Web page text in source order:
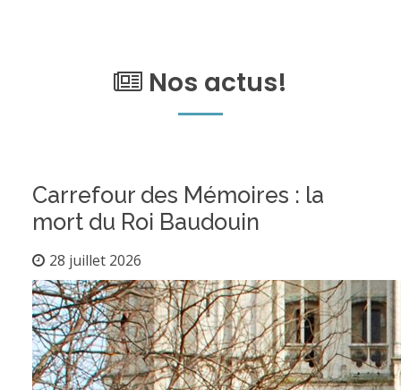
Nos actus!
Carrefour des Mémoires : la
mort du Roi Baudouin
28 juillet 2026